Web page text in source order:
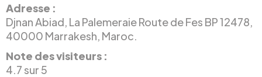
Adresse :
Djnan Abiad, La Palemeraie Route de Fes BP 12478,
40000 Marrakesh, Maroc.
Note des visiteurs :
4.7 sur 5